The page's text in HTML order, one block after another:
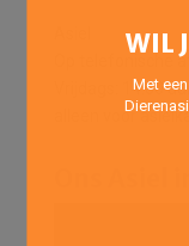
Op telefonische
Vrijdags: 14:00
alleen voor
Ons Asiel
WIL
Met